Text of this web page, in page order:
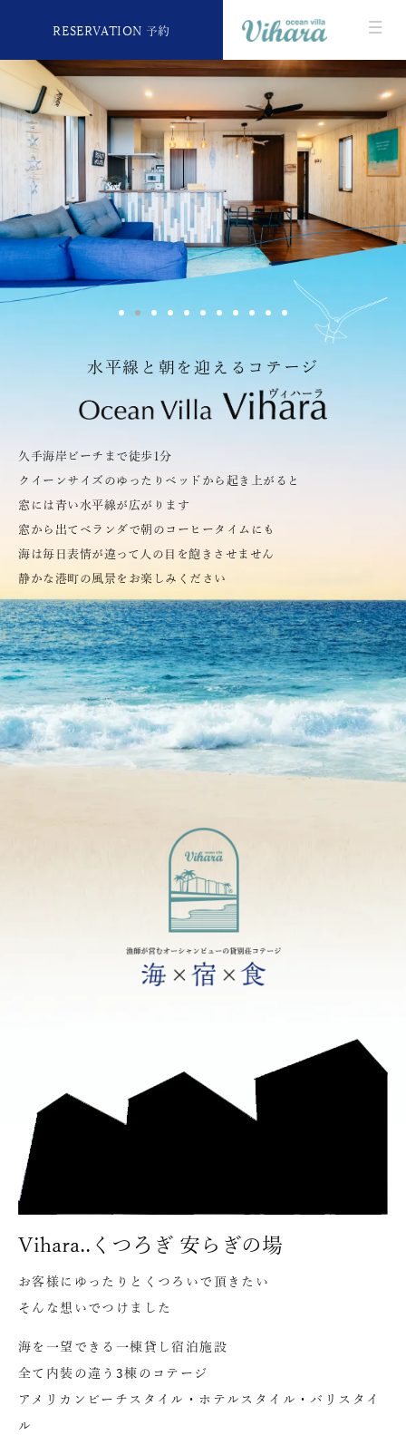
RESERVATION 予約
水平線と朝を迎えるコテージ
久手海岸ビーチまで徒歩1分
クイーンサイズのゆったりベッドから起き上がると
窓には青い水平線が広がります
窓から出てベランダで朝のコーヒータイムにも
海は毎日表情が違って人の目を飽きさせません
静かな港町の風景をお楽しみください
Vihara..くつろぎ 安らぎの場
お客様にゆったりとくつろいで頂きたい
そんな想いでつけました
海を一望できる一棟貸し宿泊施設
全て内装の違う3棟のコテージ
アメリカンビーチスタイル・ホテルスタイル・バリスタイ
ル